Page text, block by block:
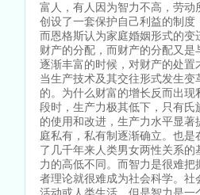
富人，有人因为智力不高，劳
创设了一套保护自己利益的制
而恩格斯认为家庭婚姻形式的
财产的分配，而财产的分配又
逐渐丰富的时候，对财产的处
当生产技术及其交往形式发生
的。为什么财富的增长反而出
段时，生产力极其低下，只有
的使用和改进，生产力水平显
庭私有，私有制逐渐确立。也
了几千年来人类男女两性关系
力的高低不同。而智力是很难
者理论就很难成为社会科学。